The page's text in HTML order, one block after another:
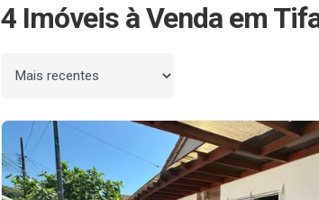
4 Imóveis à Venda em
Ordenar por